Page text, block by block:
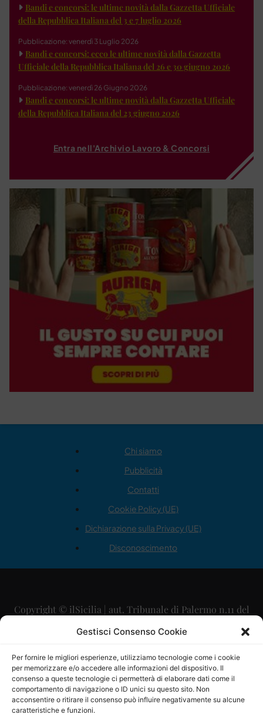
Gestisci Consenso Cookie
Per fornire le migliori esperienze, utilizziamo tecnologie come i cookie
per memorizzare e/o accedere alle informazioni del dispositivo. Il
consenso a queste tecnologie ci permetterà di elaborare dati come il
comportamento di navigazione o ID unici su questo sito. Non
acconsentire o ritirare il consenso può influire negativamente su alcune
caratteristiche e funzioni.
Bandi e concorsi: le ultime novità dalla Gazzetta Ufficiale
della Repubblica Italiana del 3 e 7 luglio 2026
Pubblicazione: venerdì 3 Luglio 2026
Bandi e concorsi: ecco le ultime novità dalla Gazzetta
Ufficiale della Repubblica Italiana del 26 e 30 giugno 2026
Pubblicazione: venerdì 26 Giugno 2026
Bandi e concorsi: le ultime novità dalla Gazzetta Ufficiale
della Repubblica Italiana del 23 giugno 2026
Entra nell'Archivio Lavoro & Concorsi
Chi siamo
Pubblicità
Contatti
Cookie Policy (UE)
Dichiarazione sulla Privacy (UE)
Disconoscimento
Copyright © ilSicilia | aut. Tribunale di Palermo n.11 del
29/09/2015
Direttore Editoriale: Maurizio Scaglione
Direttore Responsabile: Maria Calabrese